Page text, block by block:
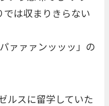
は収まりきらない
ァァァンッッッ」の
ルスに留学していた